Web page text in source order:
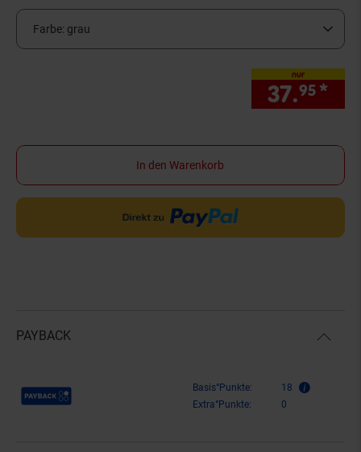
Farbe: grau
nur
37.95 *
In den Warenkorb
PAYBACK
Payback Punkte Basis°Punkte:
18
Extra°Punkte:
0